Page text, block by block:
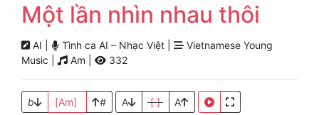
Một lần nhìn nhau thôi
AI | Tình ca AI – Nhạc Việt |
Vietnamese Young
Music |
Am | 332
b [Am] # A [ ] A